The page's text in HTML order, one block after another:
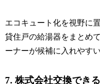
エコキュート化を視野に
貸住戸の給湯器をまとめ
ーナーが候補に入れやす
7. 株式会社交換でき